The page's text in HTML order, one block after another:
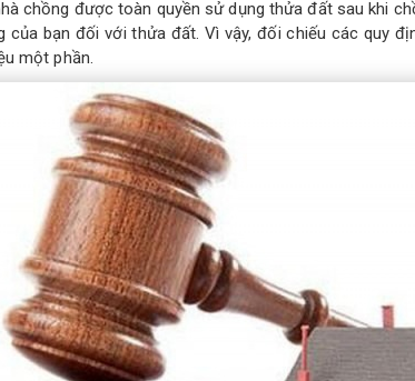
chồng được toàn quyền sử dụng thửa đất sau khi
của bạn đối với thửa đất. Vì vậy, đối chiếu các quy
một phần.